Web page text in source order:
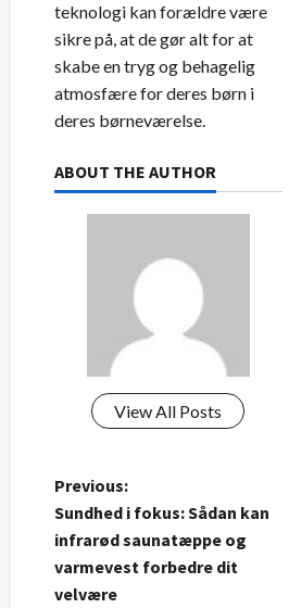
teknologi kan forældre være
sikre på, at de gør alt for at
skabe en tryg og behagelig
atmosfære for deres børn i
deres børneværelse.
ABOUT THE AUTHOR
View All Posts
P
o
s
Previous:
Sundhed i fokus: Sådan kan
infrarød saunatæppe og
varmevest forbedre dit
velvære